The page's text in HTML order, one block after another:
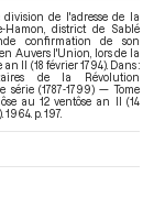
an II (14 février au 2 mars
de l'adresse de la
Hamon, district de Sablé
confirmation de son
Auvers l'Union, lors de la
II (18 février 1794). Dans :
de la Révolution
série (1787-1799) — Tome
au 12 ventôse an II (14
. 1964. p. 197.